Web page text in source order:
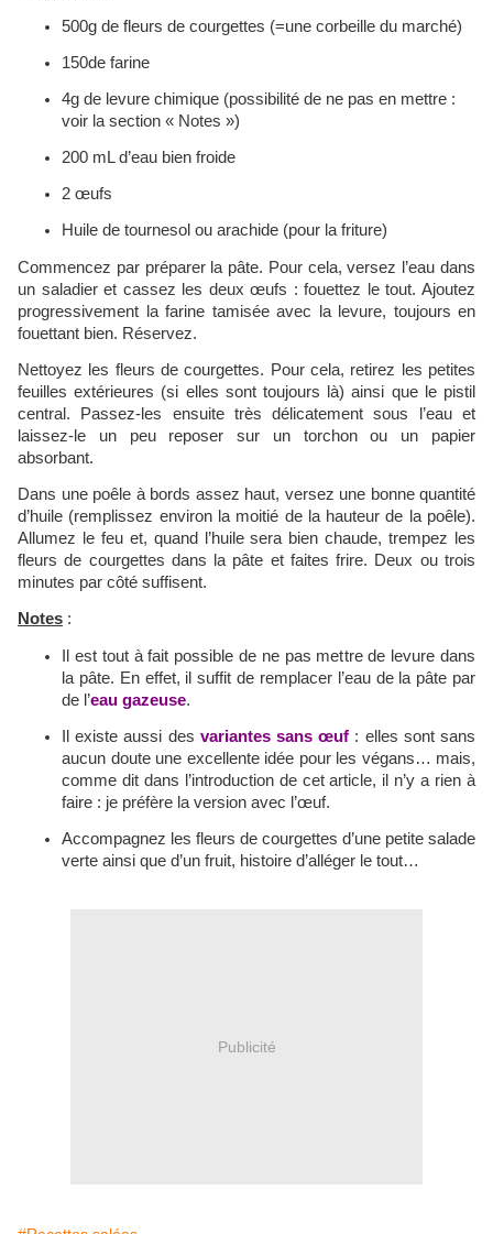
500g de fleurs de courgettes (=une corbeille du marché)
150de farine
4g de levure chimique (possibilité de ne pas en mettre :
voir la section « Notes »)
200 mL d’eau bien froide
2 œufs
Huile de tournesol ou arachide (pour la friture)
Commencez par préparer la pâte. Pour cela, versez l’eau dans
un saladier et cassez les deux œufs : fouettez le tout. Ajoutez
progressivement la farine tamisée avec la levure, toujours en
fouettant bien. Réservez.
Nettoyez les fleurs de courgettes. Pour cela, retirez les petites
feuilles extérieures (si elles sont toujours là) ainsi que le pistil
central. Passez-les ensuite très délicatement sous l’eau et
laissez-le un peu reposer sur un torchon ou un papier
absorbant.
Dans une poêle à bords assez haut, versez une bonne quantité
d’huile (remplissez environ la moitié de la hauteur de la poêle).
Allumez le feu et, quand l’huile sera bien chaude, trempez les
fleurs de courgettes dans la pâte et faites frire. Deux ou trois
minutes par côté suffisent.
Notes :
Il est tout à fait possible de ne pas mettre de levure dans
la pâte. En effet, il suffit de remplacer l’eau de la pâte par
de l’eau gazeuse.
Il existe aussi des variantes sans œuf : elles sont sans
aucun doute une excellente idée pour les végans… mais,
comme dit dans l’introduction de cet article, il n’y a rien à
faire : je préfère la version avec l’œuf.
Accompagnez les fleurs de courgettes d’une petite salade
verte ainsi que d’un fruit, histoire d’alléger le tout…
Publicité